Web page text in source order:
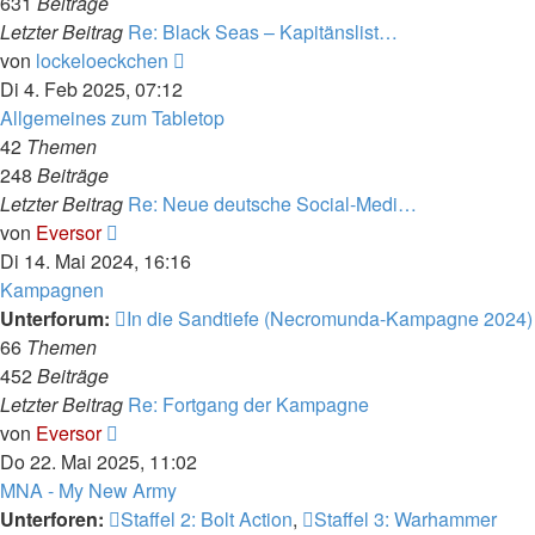
Letzter Beitrag Re: Black Seas – Kapitänslist…
von lockeloeckchen
Di 4. Feb 2025, 07:12
Allgemeines zum Tabletop
42 Themen
248 Beiträge
Letzter Beitrag Re: Neue deutsche Social-Medi…
von Eversor
Beitrag
Di 14. Mai 2024, 16:16
Kampagnen
Unterforum:
In die Sandtiefe (Necromunda-Kampagne 2024)
66 Themen
452Beiträge
Letzter Beitrag Re: Fortgang der Kampagne
von Eversor
Beitrag
Do 22. Mai 2025, 11:02
MNA - My New Army
Unterforen:
Staffel 2: Bolt Action,
Staffel 3: Warhammer